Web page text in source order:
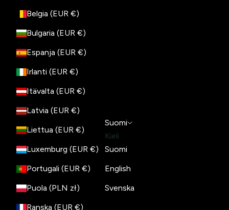
Belgia (EUR €)
Bulgaria (EUR €)
Espanja (EUR €)
Irlanti (EUR €)
Itävalta (EUR €)
Latvia (EUR €)
Liettua (EUR €)
Luxemburg (EUR €)
Portugali (EUR €)
Puola (PLN zł)
Ranska (EUR €)
Suomi
Kieli
Suomi
English
Svenska